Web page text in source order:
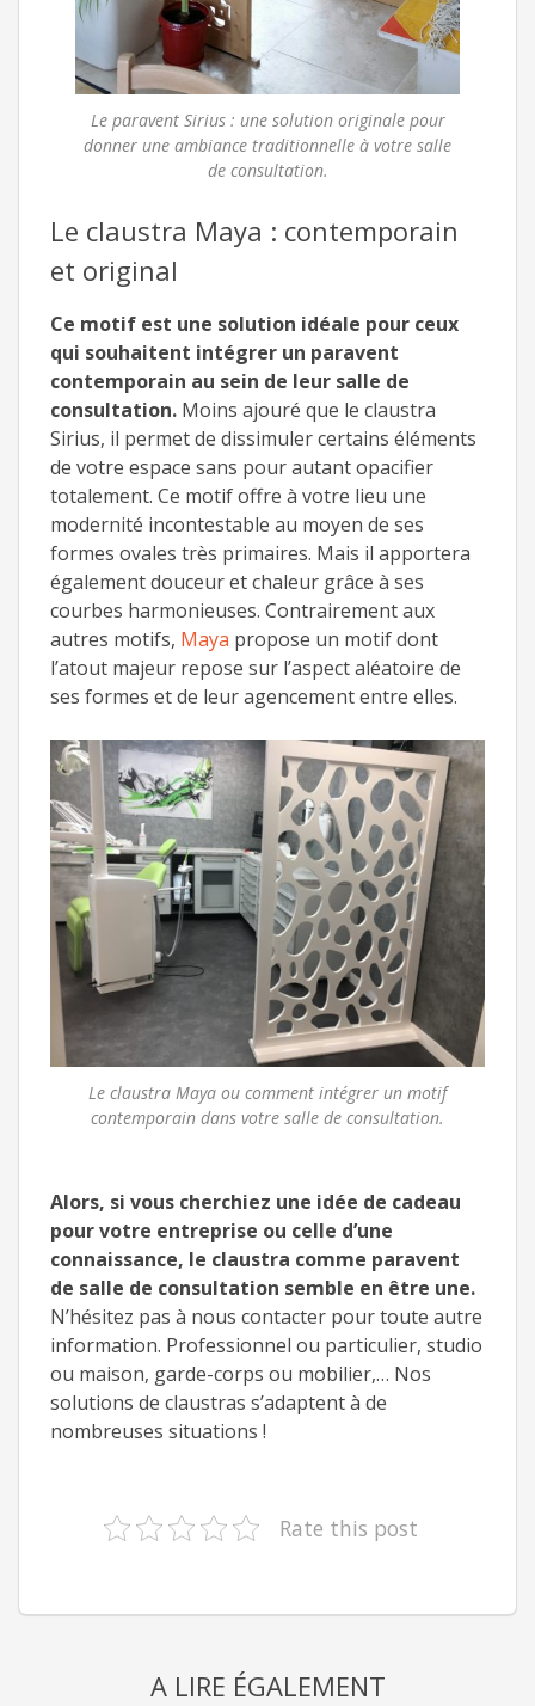
Le paravent Sirius : une solution originale pour
donner une ambiance traditionnelle à votre salle
de consultation.
Le claustra Maya : contemporain
et original
Ce motif est une solution idéale pour ceux
qui souhaitent intégrer un paravent
contemporain au sein de leur salle de
consultation.Moins ajouré que le claustra
Sirius, il permet de dissimuler certains éléments
de votre espace sans pour autant opacifier
totalement. Ce motif offre à votre lieu une
modernité incontestable au moyen de ses
formes ovales très primaires. Mais il apportera
également douceur et chaleur grâce à ses
courbes harmonieuses. Contrairement aux
autres motifs, Maya propose un motif dont
l’atout majeur repose sur l’aspect aléatoire de
ses formes et de leur agencement entre elles.
Le claustra Maya ou comment intégrer un motif
contemporain dans votre salle de consultation.
Alors, si vous cherchiez une idée de cadeau
pour votre entreprise ou celle d’une
connaissance, le claustra comme paravent
de salle de consultation semble en être une.
N’hésitez pas à nous contacter pour toute autre
information. Professionnel ou particulier, studio
ou maison, garde-corps ou mobilier,… Nos
solutions de claustras s’adaptent à de
nombreuses situations !
Rate this post
A LIRE ÉGALEMENT